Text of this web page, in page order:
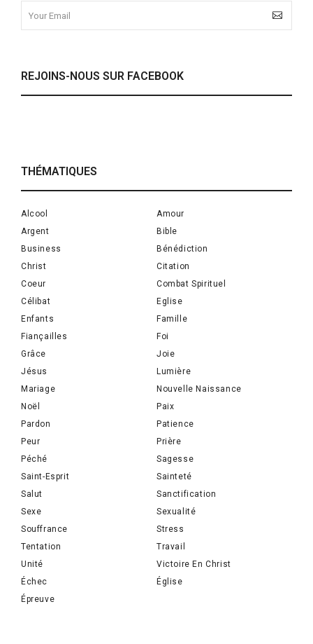
REJOINS-NOUS SUR FACEBOOK
THÉMATIQUES
Alcool
Amour
Argent
Bible
Business
Bénédiction
Christ
Citation
Coeur
Combat Spirituel
Célibat
Eglise
Enfants
Famille
Fiançailles
Foi
Grâce
Joie
Jésus
Lumière
Mariage
Nouvelle Naissance
Noël
Paix
Pardon
Patience
Peur
Prière
Péché
Sagesse
Saint-Esprit
Sainteté
Salut
Sanctification
Sexe
Sexualité
Souffrance
Stress
Tentation
Travail
Unité
Victoire En Christ
Échec
Église
Épreuve